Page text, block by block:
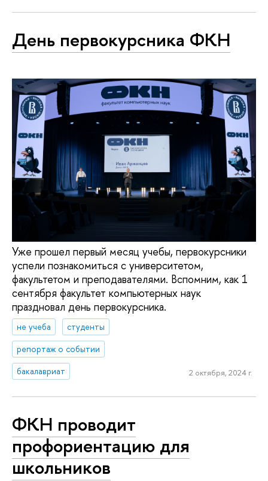
День первокурсника ФКН
Уже прошел первый месяц учебы, первокурсники
успели познакомиться с университетом,
факультетом и преподавателями. Вспомним, как 1
сентября факультет компьютерных наук
праздновал день первокурсника.
не учеба
студенты
репортаж о событии
бакалавриат
2 октября, 2024 г.
ФКН проводит
профориентацию для
школьников